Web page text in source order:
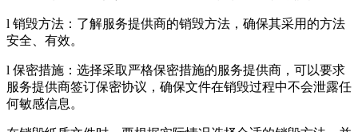
l 销毁方法：了解服务提供商的销毁方法，确保其采用的方法
安全、有效。
l 保密措施：选择采取严格保密措施的服务提供商，可以要求
服务提供商签订保密协议，确保文件在销毁过程中不会泄露任
何敏感信息。